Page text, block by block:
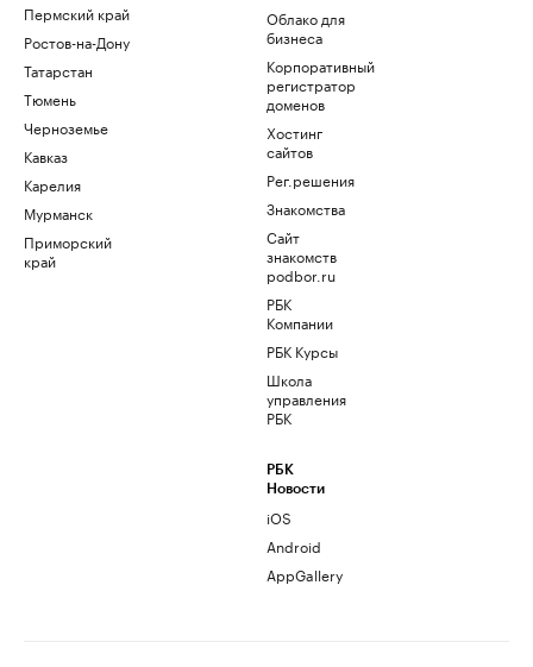
Пермский край
Ростов-на-Дону
Татарстан
Тюмень
Черноземье
Кавказ
Карелия
Мурманск
Приморский
край
Облако для
бизнеса
Корпоративный
регистратор
доменов
Хостинг
сайтов
Рег.решения
Знакомства
Сайт
знакомств
podbor.ru
РБК
Компании
РБК Курсы
Школа
управления
РБК
РБК
Новости
iOS
Android
AppGallery